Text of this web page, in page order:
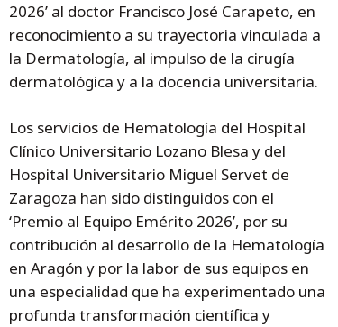
2026’ al doctor Francisco José Carapeto, en
reconocimiento a su trayectoria vinculada a
la Dermatología, al impulso de la cirugía
dermatológica y a la docencia universitaria.
Los servicios de Hematología del Hospital
Clínico Universitario Lozano Blesa y del
Hospital Universitario Miguel Servet de
Zaragoza han sido distinguidos con el
‘Premio al Equipo Emérito 2026’, por su
contribución al desarrollo de la Hematología
en Aragón y por la labor de sus equipos en
una especialidad que ha experimentado una
profunda transformación científica y